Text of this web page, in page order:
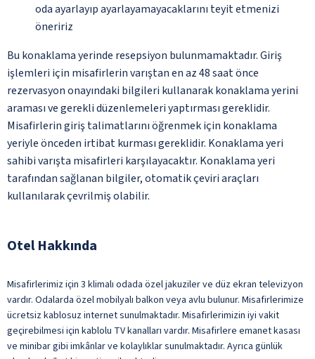
oda ayarlayıp ayarlayamayacaklarını teyit etmenizi
öneririz
Bu konaklama yerinde resepsiyon bulunmamaktadır. Giriş
işlemleri için misafirlerin varıştan en az 48 saat önce
rezervasyon onayındaki bilgileri kullanarak konaklama yerini
araması ve gerekli düzenlemeleri yaptırması gereklidir.
Misafirlerin giriş talimatlarını öğrenmek için konaklama
yeriyle önceden irtibat kurması gereklidir. Konaklama yeri
sahibi varışta misafirleri karşılayacaktır. Konaklama yeri
tarafından sağlanan bilgiler, otomatik çeviri araçları
kullanılarak çevrilmiş olabilir.
Otel Hakkında
Misafirlerimiz için 3 klimalı odada özel jakuziler ve düz ekran televizyon
vardır. Odalarda özel mobilyalı balkon veya avlu bulunur. Misafirlerimize
ücretsiz kablosuz internet sunulmaktadır. Misafirlerimizin iyi vakit
geçirebilmesi için kablolu TV kanalları vardır. Misafirlere emanet kasası
ve minibar gibi imkânlar ve kolaylıklar sunulmaktadır. Ayrıca günlük